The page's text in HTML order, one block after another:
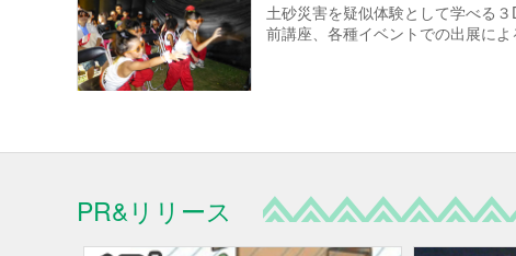
土砂災害を疑似体験として学べる
前講座、各種イベントでの出展によ
PR&リリース